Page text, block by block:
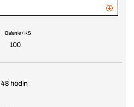
Balenie / KS
100
hodín